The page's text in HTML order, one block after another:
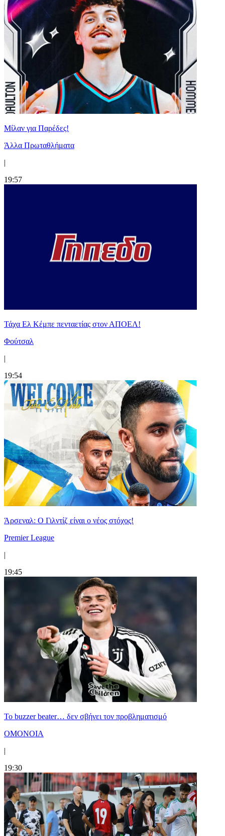
Μίλαν για Παρέδες!
Άλλα Πρωταθλήματα
|
19:57
Τάχα Ελ Κέμπε πενταετίας στον ΑΠΟΕΛ!
Φούτσαλ
|
19:54
Άρσεναλ: Ο Γιλντίζ είναι ο νέος στόχος!
Premier League
|
19:45
Το buzzer beater… δεν σβήνει τoν προβληματισμό
ΟΜΟΝΟΙΑ
|
19:30